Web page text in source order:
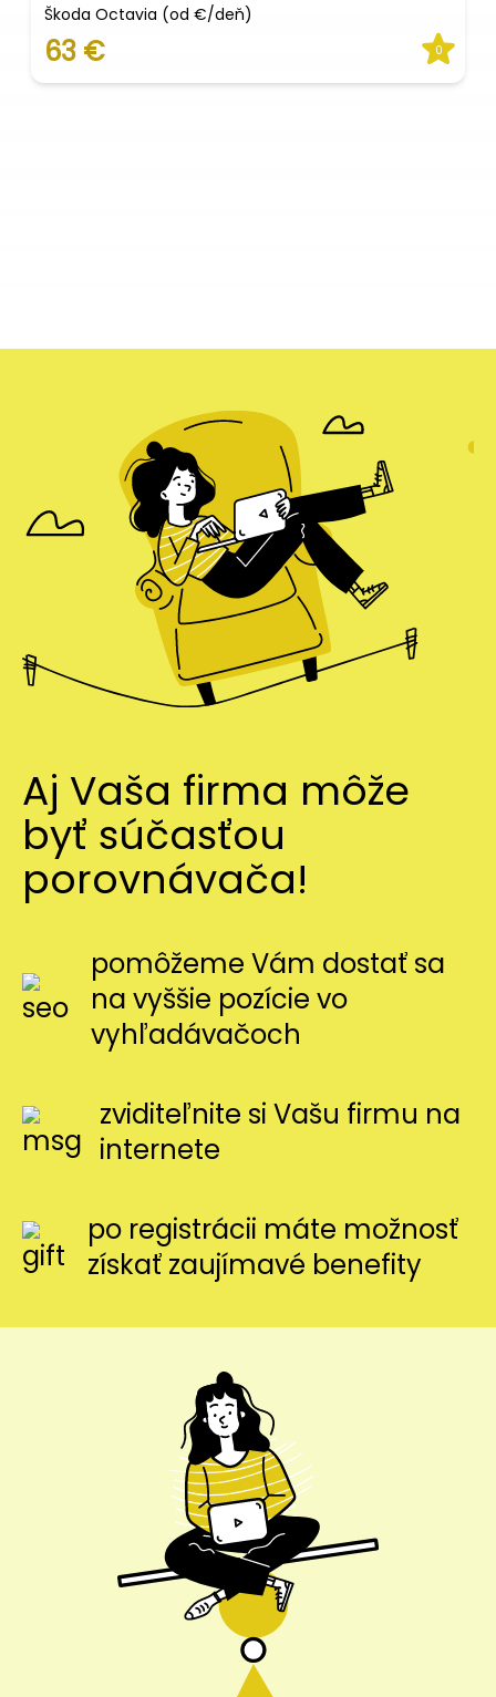
Škoda Octavia (od €/deň)
63 € 0
Aj Vaša firma môže
byť súčasťou
porovnávača!
pomôžeme Vám dostať sa
na vyššie pozície vo
vyhľadávačoch
zviditeľnite si Vašu firmu na
internete
po registrácii máte možnosť
získať zaujímavé benefity